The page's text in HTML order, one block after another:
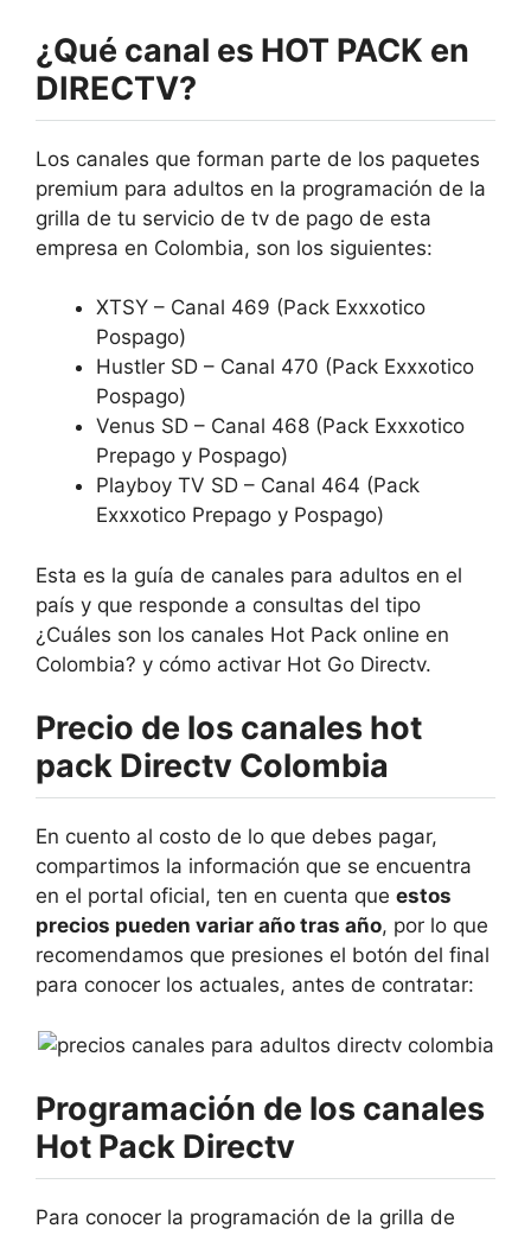
¿Qué canal es HOT PACK en
DIRECTV?
Los canales que forman parte de los paquetes
premium para adultos en la programación de la
grilla de tu servicio de tv de pago de esta
empresa en Colombia, son los siguientes:
XTSY – Canal 469 (Pack Exxxotico
Pospago)
Hustler SD – Canal 470 (Pack Exxxotico
Pospago)
Venus SD – Canal 468 (Pack Exxxotico
Prepago y Pospago)
Playboy TV SD – Canal 464 (Pack
Exxxotico Prepago y Pospago)
Esta es la guía de canales para adultos en el
país y que responde a consultas del tipo
¿Cuáles son los canales Hot Pack online en
Colombia? y cómo activar Hot Go Directv.
Precio de los canales hot
pack Directv Colombia
En cuento al costo de lo que debes pagar,
compartimos la información que se encuentra
en el portal oficial, ten en cuenta que estos
precios pueden variar año tras año, por lo que
recomendamos que presiones el botón del final
para conocer los actuales, antes de contratar:
Programación de los canales
Hot Pack Directv
Para conocer la programación de la grilla de